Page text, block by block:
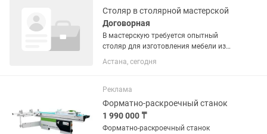
Столяр в столярной мастерской
Договорная
В мастерскую требуется опытный
столяр для изготовления мебели из
массива и эпоксидной смолы. Нам
нужен человек, который знает весь
специфику работы с «живым» краем.
Ваши...
Астана, сегодня
Реклама
Форматно-раскроечный станок
1 990 000 ₸
Форматно-раскроечный станок